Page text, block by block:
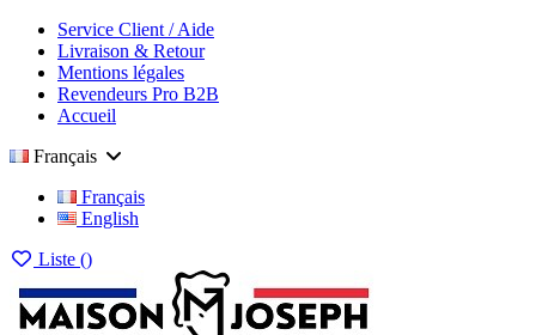
Service Client / Aide
Livraison & Retour
Mentions légales
Revendeurs Pro B2B
Accueil
Français
Français
English
Liste ()